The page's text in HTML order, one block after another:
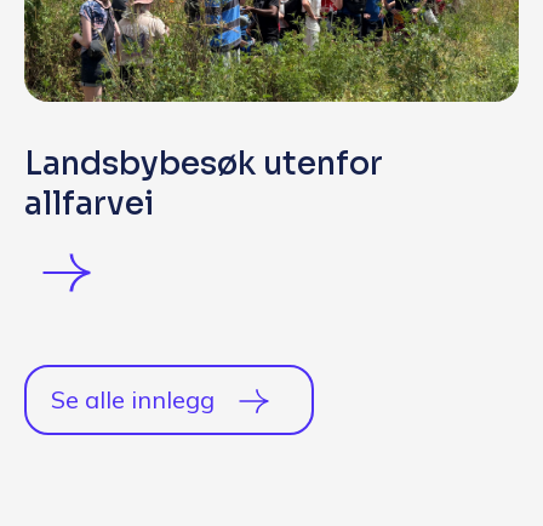
Landsbybesøk utenfor
allfarvei
Se alle innlegg